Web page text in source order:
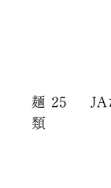
麺
類
25 JA